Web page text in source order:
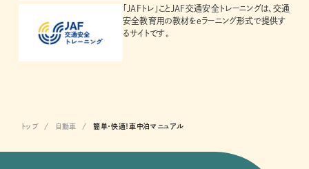
「JAFトレ」ことJAF交通安全トレーニングは、交通
安全教育用の教材をeラーニング形式で提供す
るサイトです。
トップ 自動車 簡単・快適！車中泊マニュアル